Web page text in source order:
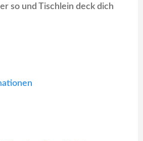
so und Tischlein deck dich